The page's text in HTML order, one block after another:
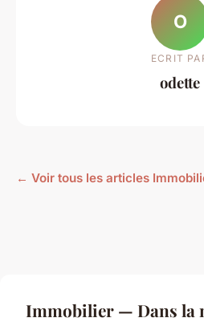
O
ECRIT
odette
← Voir tous les articles
Immobilier — Dans la